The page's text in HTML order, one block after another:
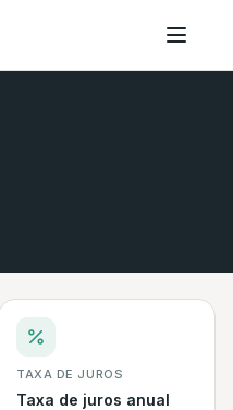
TAXA DE JUROS
Taxa de juros anual